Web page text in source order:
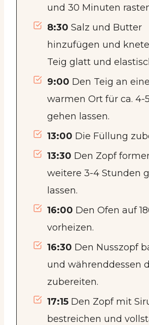
und 30 Minuten
8:30 Salz und Butter
hinzufügen und
Teig glatt und
9:00 Den Teig an
warmen Ort für ca. 4-
gehen lassen.
13:00 Die Füllung
13:30 Den Zopf
weitere 3-4 Stunden
lassen.
16:00 Den Ofen auf
vorheizen.
16:30 Den Nusszopf
und währenddessen
zubereiten.
17:15 Den Zopf mit
bestreichen und